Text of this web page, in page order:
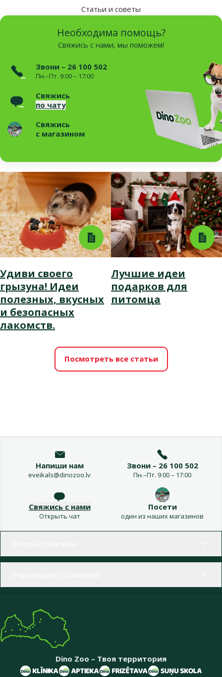
Статьи и советы
Необходима помощь?
Свяжись с нами, мы поможем!
Звони – 26 100 502
Пн.–Пт. 9:00 – 17:00
Свяжись
по чату
Свяжись
с магазином
Удиви своего
грызуна! Идеи
полезных, вкусных
и безопасных
лакомств.
Лучшие идеи
подарков для
питомца
Посмотреть все статьи
Напиши нам
eveikals@dinozoo.lv
Звони – 26 100 502
Пн.–Пт. 9:00 – 17:00
Свяжись с нами
Открыть чат
Посети
один из наших магазинов
Dino Zoo – Твоя территория